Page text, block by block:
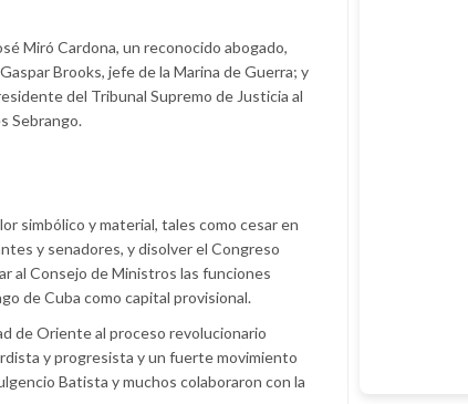
Miró Cardona, un reconocido abogado,
Brooks, jefe de la Marina de Guerra; y
del Tribunal Supremo de Justicia al
Sebrango.
simbólico y material, tales como cesar en
y senadores, y disolver el Congreso
al Consejo de Ministros las funciones
de Cuba como capital provisional.
de Oriente al proceso revolucionario
y progresista y un fuerte movimiento
Batista y muchos colaboraron con la